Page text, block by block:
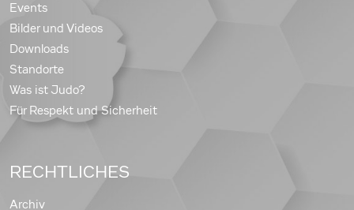
Events
Bilder und Videos
Downloads
Standorte
Was ist Judo?
Für Respekt und Sicherheit
RECHTLICHES
Archiv